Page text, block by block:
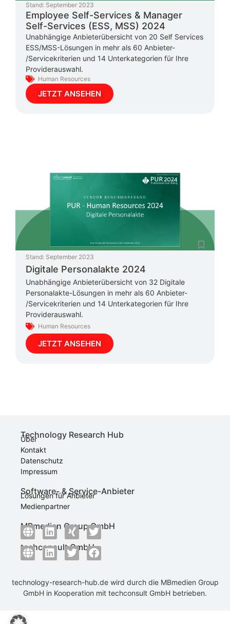
Stand: September 2023
Employee Self-Services & Manager
Self-Services (ESS, MSS) 2024
Unabhängige Anbieterübersicht von 20 Self Services
ESS/MSS-Lösungen in mehr als 60 Anbieter-
/Servicekriterien und 14 Unterkategorien für Ihre
Providerauswahl.
Human Resources
JETZT ANSEHEN
Stand: September 2023
Digitale Personalakte 2024
Unabhängige Anbieterübersicht von 32 Digitale
Personalakte-Lösungen in mehr als 60 Anbieter-
/Servicekriterien und 14 Unterkategorien für Ihre
Providerauswahl.
Human Resources
JETZT ANSEHEN
Technology Research Hub
Über
Kontakt
Datenschutz
Impressum
Software- & Service-Anbieter
Lösungen für Anbieter
Medienpartner
MBmedien Group GmbH
techconsult GmbH
technology-research-hub.de wird durch die MBmedien Group
GmbH in Kooperation mit techconsult GmbH betrieben.